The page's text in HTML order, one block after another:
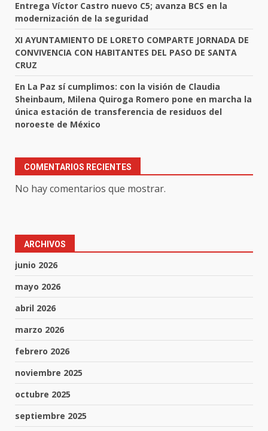
Entrega Víctor Castro nuevo C5; avanza BCS en la
modernización de la seguridad
XI AYUNTAMIENTO DE LORETO COMPARTE JORNADA DE
CONVIVENCIA CON HABITANTES DEL PASO DE SANTA
CRUZ
En La Paz sí cumplimos: con la visión de Claudia
Sheinbaum, Milena Quiroga Romero pone en marcha la
única estación de transferencia de residuos del
noroeste de México
COMENTARIOS RECIENTES
No hay comentarios que mostrar.
ARCHIVOS
junio 2026
mayo 2026
abril 2026
marzo 2026
febrero 2026
noviembre 2025
octubre 2025
septiembre 2025